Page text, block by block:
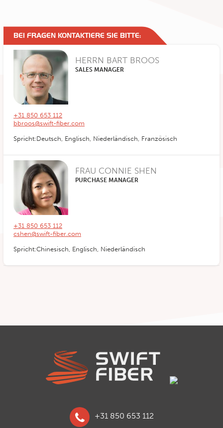
BEI FRAGEN KONTAKTIERE SIE BITTE:
HERRN BART BROOS
SALES MANAGER
+31 850 653 112
bbroos@swift-fiber.com
Spricht:Deutsch, Englisch, Niederländisch, Französisch
FRAU CONNIE SHEN
PURCHASE MANAGER
+31 850 653 112
cshen@swift-fiber.com
Spricht:Chinesisch, Englisch, Niederländisch
+31 850 653 112